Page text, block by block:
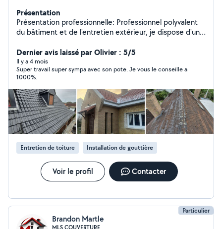
Présentation
Présentation professionnelle: Professionnel polyvalent
du bâtiment et de l'entretien extérieur, je dispose d'une
Sérieux, autonome et soigneux, je m'adapte aux besoins
des particuliers comme des professionnels, en
garantissant un travail de qualité et le respect des
délais. Mes compétences principales Assainissement
des réseaux : pose, entretien et réparation des réseaux
d'assainissement Enduiseur finisseur : enduits
intérieurs/extérieurs, finitions soignées, murs et
plafonds Rénovation de toiture : réparation, rénovation,
entretien (tuiles, étanchéité, nettoyage) Jardinage et
entretien extérieur : tonte, taille, nettoyage, entretien
des espaces verts
Dernier avis laissé par Olivier : 5/5
Il y a 4 mois
Super travail super sympa avec son pote. Je vous le conseille a
1000%.
Entretien de toiture Installation de gouttière
Voir le profil Contacter
Particulier
Brandon Martle